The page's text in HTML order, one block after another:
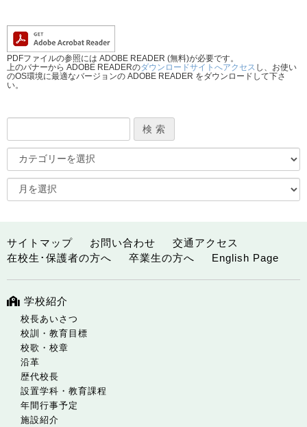
PDFファイルの参照には ADOBE READER (無料)が必要です。
上のバナーから ADOBE READERのダウンロードサイトへアクセス し、お使い
のOS環境に最適なバージョンの ADOBE READER をダウンロードして下さ
い。
サイトマップ お問い合わせ
交通アクセス
在校生･保護者の方へ
卒業生の方へ English Page
学校紹介
校長あいさつ
校訓・教育目標
校歌・校章
沿革
歴代校長
設置学科・教育課程
年間行事予定
施設紹介